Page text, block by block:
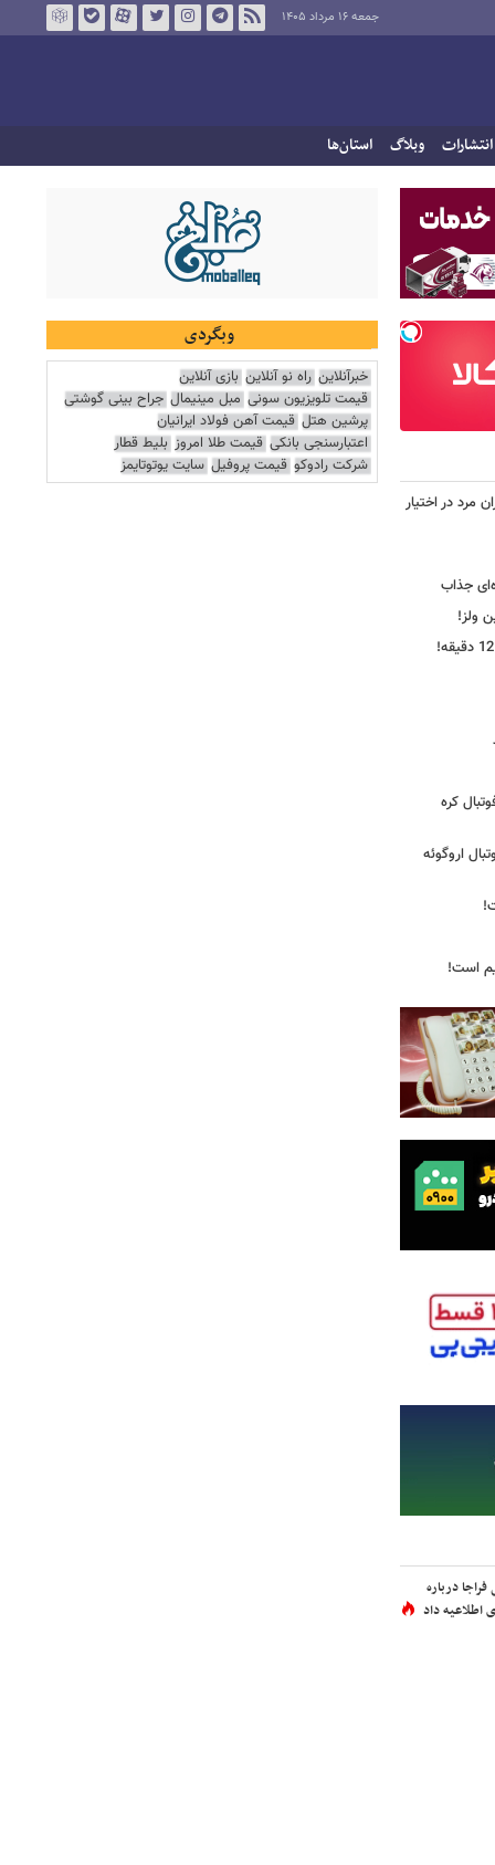
جمعه ۱۶ مرداد ۱۴۰۵
انتشارات وبلاگ استان‌ها
مرد در اختیار
جذاب
ولز!
کره
فوتبال اروگوئه
است!
درباره
اطلاعیه داد
وبگردی
خبرآنلاین راه نو آنلاین بازی آنلاین
قیمت تلویزیون سونی مبل مینیمال جراح بینی گوشتی
پرشین هتل قیمت آهن فولاد ایرانیان
اعتبارسنجی بانکی قیمت طلا امروز بلیط قطار
شرکت رادوکو قیمت پروفیل سایت یوتوتایمز